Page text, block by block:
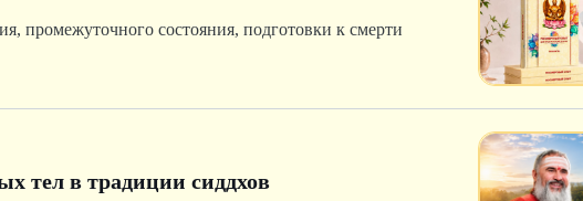
промежуточного состояния, подготовки к смерти
тел в традиции сиддхов